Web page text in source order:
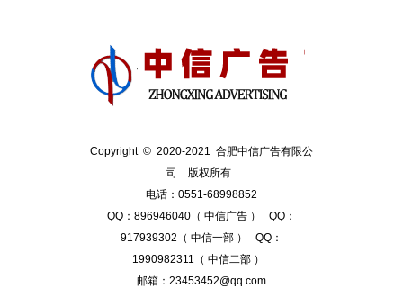
Copyright © 2020-2021 合肥中信广告有限公
司 版权所有
电话：0551-68998852
QQ：896946040（ 中信广告 ） QQ：
917939302（ 中信一部 ） QQ：
1990982311（ 中信二部 ）
邮箱：23453452@qq.com